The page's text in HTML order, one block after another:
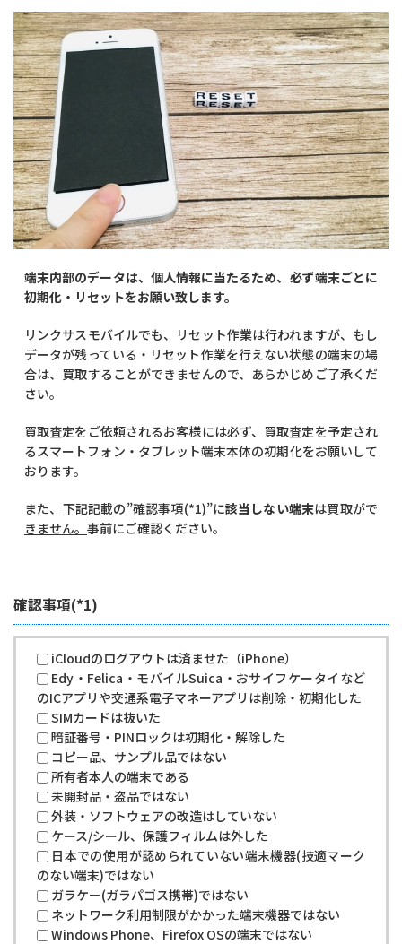
端末内部のデータは、個人情報に当たるため、必ず端末ごとに
初期化・リセットをお願い致します。
リンクサスモバイルでも、リセット作業は行われますが、もし
データが残っている・リセット作業を行えない状態の端末の場
合は、買取することができませんので、あらかじめご了承くだ
さい。
買取査定をご依頼されるお客様には必ず、買取査定を予定され
るスマートフォン・タブレット端末本体の初期化をお願いして
おります。
また、 下記記載の”確認事項(*1)”に該当しない端末は買取がで
きません。 事前にご確認ください。
確認事項(*1)
iCloudのログアウトは済ませた（iPhone）
Edy・Felica・モバイルSuica・おサイフケータイなど
のICアプリや交通系電子マネーアプリは削除・初期化した
SIMカードは抜いた
暗証番号・PINロックは初期化・解除した
コピー品、サンプル品ではない
所有者本人の端末である
未開封品・盗品ではない
外装・ソフトウェアの改造はしていない
ケース/シール、保護フィルムは外した
日本での使用が認められていない端末機器(技適マーク
のない端末)ではない
ガラケー(ガラパゴス携帯)ではない
ネットワーク利用制限がかかった端末機器ではない
Windows Phone、Firefox OSの端末ではない